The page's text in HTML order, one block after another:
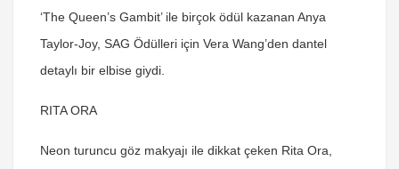
‘The Queen’s Gambit’ ile birçok ödül kazanan Anya
Taylor-Joy, SAG Ödülleri için Vera Wang’den dantel
detaylı bir elbise giydi.
RITA ORA
Neon turuncu göz makyajı ile dikkat çeken Rita Ora,